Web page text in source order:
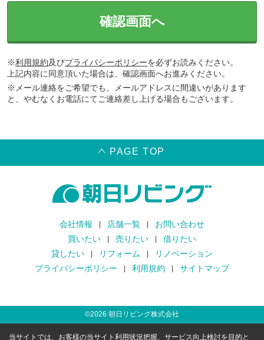
確認画面へ
※利用規約及びプライバシーポリシーを必ずお読みください。
上記内容に同意頂いた場合は、確認画面へお進みください。
※メール連絡をご希望でも、メールアドレスに間違いがあります
と、やむなくお電話にてご連絡差し上げる場合もございます。
PAGE TOP
会社情報 店舗一覧
お問い合わせ
買いたい
売りたい
借りたい
貸したい
リフォーム
リノベーション
プライバシーポリシー
利用規約 サイトマップ
©2026 朝日リビング株式会社
当サイトでは、お客様の当サイト利用状況把握、サービス向上検討を目的と